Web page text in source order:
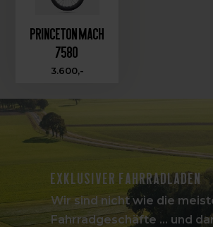
Princeton MACH
7580
3.600,-
Exklusiver Fahrradladen
Wir sind nicht wie die
Fahrradgeschäfte ... und